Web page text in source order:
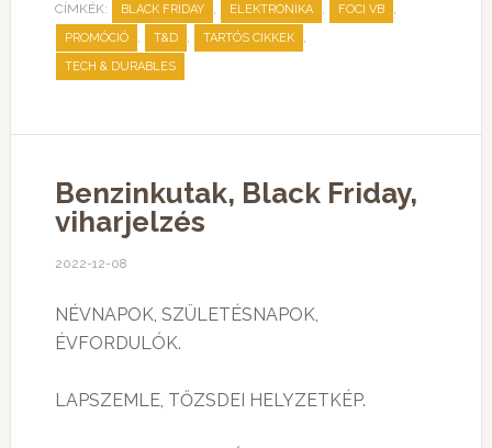
CÍMKÉK: BLACK FRIDAY , ELEKTRONIKA , FOCI VB ,
PROMÓCIÓ , T&D , TARTÓS CIKKEK ,
TECH & DURABLES
Benzinkutak, Black Friday,
viharjelzés
2022-12-08
NÉVNAPOK, SZÜLETÉSNAPOK,
ÉVFORDULÓK.
LAPSZEMLE, TŐZSDEI HELYZETKÉP.